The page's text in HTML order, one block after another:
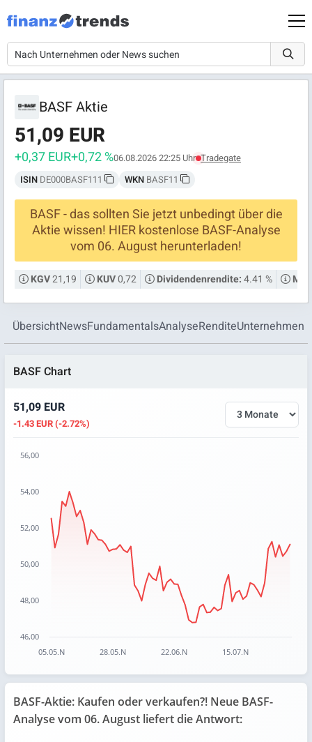
BASF Aktie
51,09 EUR
+0,37 EUR+0,72 %06.08.2026 22:25 Uhr Tradegate
ISIN DE000BASF111 WKN BASF11
BASF - das sollten Sie jetzt unbedingt über die
Aktie wissen! HIER kostenlose BASF-Analyse
vom 06. August herunterladen!
KGV21,19 KUV0,72 Dividendenrendite:4.41 %
ÜbersichtNewsFundamentalsAnalyseRenditeUnternehmen
BASF Chart
51,09 EUR
-1.43 EUR (-2.72%)
Chart with 67 data points.
The chart has 1 X axis displaying categories.
The chart has 1 Y axis displaying values. Data ranges from
05.05.N 28.05.N 22.06.N 15.07.N
46,00
48,00
50,00
52,00
54,00
56,00
BASF-Aktie: Kaufen oder verkaufen?! Neue BASF-
Analyse vom 06. August liefert die Antwort: